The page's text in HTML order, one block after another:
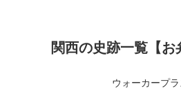
関西の史跡一覧【お
ウォーカープ